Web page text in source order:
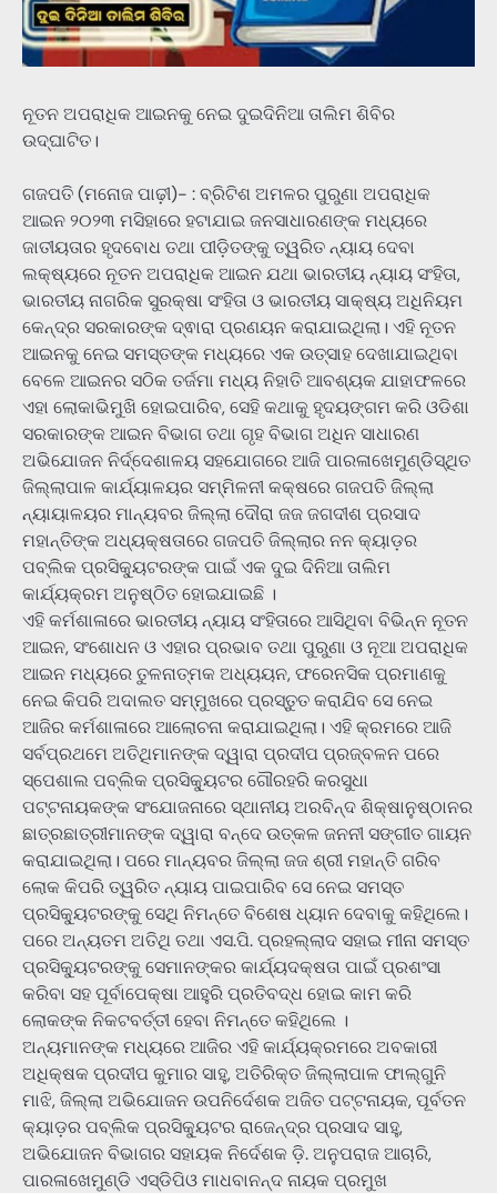
ନୂତନ ଅପରାଧିକ ଆଇନକୁ ନେଇ ଦୁଇଦିନିଆ ତାଲିମ ଶିବିର
ଉଦ୍ଘାଟିତ।
ଗଜପତି (ମନୋଜ ପାଢ଼ୀ)- : ବ୍ରିଟିଶ ଅମଳର ପୁରୁଣା ଅପରାଧିକ
ଆଇନ ୨୦୨୩ ମସିହାରେ ହଟାଯାଇ ଜନସାଧାରଣଙ୍କ ମଧ୍ୟରେ
ଜାତୀୟତାର ହୃଦବୋଧ ତଥା ପୀଡ଼ିତଙ୍କୁ ତ୍ୱରିତ ନ୍ୟାୟ ଦେବା
ଲକ୍ଷ୍ୟରେ ନୂତନ ଅପରାଧିକ ଆଇନ ଯଥା ଭାରତୀୟ ନ୍ୟାୟ ସଂହିତା,
ଭାରତୀୟ ନାଗରିକ ସୁରକ୍ଷା ସଂହିତା ଓ ଭାରତୀୟ ସାକ୍ଷ୍ୟ ଅଧିନିୟମ
କେନ୍ଦ୍ର ସରକାରଙ୍କ ଦ୍ଵାରା ପ୍ରଣୟନ କରାଯାଇଥିଲା। ଏହି ନୂତନ
ଆଇନକୁ ନେଇ ସମସ୍ତଙ୍କ ମଧ୍ୟରେ ଏକ ଉତ୍ସାହ ଦେଖାଯାଇଥିବା
ବେଳେ ଆଇନର ସଠିକ ତର୍ଜମା ମଧ୍ୟ ନିହାତି ଆବଶ୍ୟକ ଯାହାଫଳରେ
ଏହା ଲୋକାଭିମୁଖି ହୋଇପାରିବ, ସେହି କଥାକୁ ହୃଦୟଙ୍ଗମ କରି ଓଡିଶା
ସରକାରଙ୍କ ଆଇନ ବିଭାଗ ତଥା ଗୃହ ବିଭାଗ ଅଧିନ ସାଧାରଣ
ଅଭିଯୋଜନ ନିର୍ଦ୍ଦେଶାଳୟ ସହଯୋଗରେ ଆଜି ପାରଳାଖେମୁଣ୍ଡିସ୍ଥିତ
ଜିଲ୍ଲାପାଳ କାର୍ଯ୍ୟାଳୟର ସମ୍ମିଳନୀ କକ୍ଷରେ ଗଜପତି ଜିଲ୍ଲା
ନ୍ୟାୟାଳୟର ମାନ୍ୟବର ଜିଲ୍ଲା ଦୌରା ଜଜ ଜଗଦୀଶ ପ୍ରସାଦ
ମହାନ୍ତିଙ୍କ ଅଧ୍ୟକ୍ଷତାରେ ଗଜପତି ଜିଲ୍ଲାର ନନ କ୍ୟାଡ଼ର
ପବ୍ଲିକ ପ୍ରସିକ୍ୟୁଟରଙ୍କ ପାଇଁ ଏକ ଦୁଇ ଦିନିଆ ତାଲିମ
କାର୍ଯ୍ୟକ୍ରମ ଅନୁଷ୍ଠିତ ହୋଇଯାଇଛି ।
ଏହି କର୍ମଶାଳାରେ ଭାରତୀୟ ନ୍ୟାୟ ସଂହିତାରେ ଆସିଥିବା ବିଭିନ୍ନ ନୂତନ
ଆଇନ, ସଂଶୋଧନ ଓ ଏହାର ପ୍ରଭାବ ତଥା ପୁରୁଣା ଓ ନୂଆ ଅପରାଧିକ
ଆଇନ ମଧ୍ୟରେ ତୁଳନାତ୍ମକ ଅଧ୍ୟୟନ, ଫରେନସିକ ପ୍ରମାଣକୁ
ନେଇ କିପରି ଅଦାଲତ ସମ୍ମୁଖରେ ପ୍ରସ୍ତୁତ କରାଯିବ ସେ ନେଇ
ଆଜିର କର୍ମଶାଳାରେ ଆଲୋଚନା କରାଯାଇଥିଲା। ଏହି କ୍ରମରେ ଆଜି
ସର୍ବପ୍ରଥମେ ଅତିଥିମାନଙ୍କ ଦ୍ୱାରା ପ୍ରଦୀପ ପ୍ରଜ୍ବଳନ ପରେ
ସ୍ପେଶାଲ ପବ୍ଲିକ ପ୍ରସିକ୍ୟୁଟର ଗୌରହରି କରସୁଧା
ପଟ୍ଟନାୟକଙ୍କ ସଂଯୋଜନାରେ ସ୍ଥାନୀୟ ଅରବିନ୍ଦ ଶିକ୍ଷାନୁଷ୍ଠାନର
ଛାତ୍ରଛାତ୍ରୀମାନଙ୍କ ଦ୍ୱାରା ବନ୍ଦେ ଉତ୍କଳ ଜନନୀ ସଙ୍ଗୀତ ଗାୟନ
କରାଯାଇଥିଲା। ପରେ ମାନ୍ୟବର ଜିଲ୍ଲା ଜଜ ଶ୍ରୀ ମହାନ୍ତି ଗରିବ
ଲୋକ କିପରି ତ୍ୱରିତ ନ୍ୟାୟ ପାଇପାରିବ ସେ ନେଇ ସମସ୍ତ
ପ୍ରସିକ୍ୟୁଟରଙ୍କୁ ସେଥି ନିମନ୍ତେ ବିଶେଷ ଧ୍ୟାନ ଦେବାକୁ କହିଥିଲେ।
ପରେ ଅନ୍ୟତମ ଅତିଥି ତଥା ଏସ.ପି. ପ୍ରହଲ୍ଲାଦ ସହାଇ ମୀନା ସମସ୍ତ
ପ୍ରସିକ୍ୟୁଟରଙ୍କୁ ସେମାନଙ୍କର କାର୍ଯ୍ୟଦକ୍ଷତା ପାଇଁ ପ୍ରଶଂସା
କରିବା ସହ ପୂର୍ବାପେକ୍ଷା ଆହୁରି ପ୍ରତିବଦ୍ଧ ହୋଇ କାମ କରି
ଲୋକଙ୍କ ନିକଟବର୍ତ୍ତୀ ହେବା ନିମନ୍ତେ କହିଥିଲେ ।
ଅନ୍ୟମାନଙ୍କ ମଧ୍ୟରେ ଆଜିର ଏହି କାର୍ଯ୍ୟକ୍ରମରେ ଅବକାରୀ
ଅଧିକ୍ଷକ ପ୍ରଦୀପ କୁମାର ସାହୁ, ଅତିରିକ୍ତ ଜିଲ୍ଲାପାଳ ଫାଲ୍ଗୁନି
ମାଝି, ଜିଲ୍ଲା ଅଭିଯୋଜନ ଉପନିର୍ଦେଶକ ଅଜିତ ପଟ୍ଟନାୟକ, ପୂର୍ବତନ
କ୍ୟାଡ଼ର ପବ୍ଲିକ ପ୍ରସିକ୍ୟୁଟର ରାଜେନ୍ଦ୍ର ପ୍ରସାଦ ସାହୁ,
ଅଭିଯୋଜନ ବିଭାଗର ସହାୟକ ନିର୍ଦେଶକ ଡ଼ି. ଅନୁପରାଜ ଆଚାରି,
ପାରଳାଖେମୁଣ୍ଡି ଏସ୍ଡିପିଓ ମାଧବାନନ୍ଦ ନାୟକ ପ୍ରମୁଖ